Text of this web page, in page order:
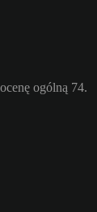
ogólną 74.